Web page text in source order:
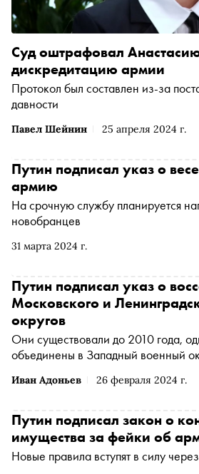
Павел Шейнин 25 апреля 2024 г.
Суд оштрафовал
дискредитацию армии
Протокол был составлен из-за
давности
31 марта 2024 г.
Путин подписал указ о
армию
На срочную службу планируется
новобранцев
Иван Адоньев 26 февраля 2024 г.
Путин подписал указ о
Московского и
округов
Они существовали до 2010 года,
объединены в Западный военный
Путин подписал закон о
имущества за фейки об
Новые правила вступят в силу